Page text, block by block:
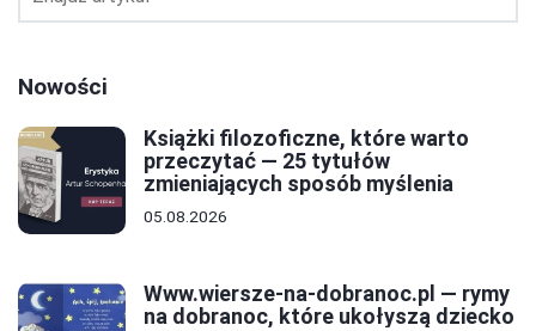
Nowości
Książki filozoficzne, które warto
przeczytać — 25 tytułów
zmieniających sposób myślenia
05.08.2026
Www.wiersze-na-dobranoc.pl — rymy
na dobranoc, które ukołyszą dziecko